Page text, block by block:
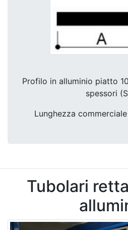
Profilo in alluminio piatto
spessori
Lunghezza
Tubolari